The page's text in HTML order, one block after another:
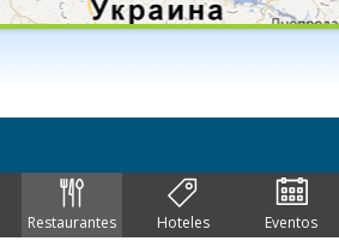
Restaurantes Hoteles Eventos